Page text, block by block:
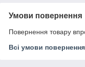
Умови повернення
Повернення товару
Всі умови повернення